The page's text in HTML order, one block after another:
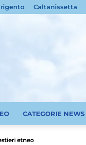
Caltanissetta
CATEGORIE NEWS
etneo